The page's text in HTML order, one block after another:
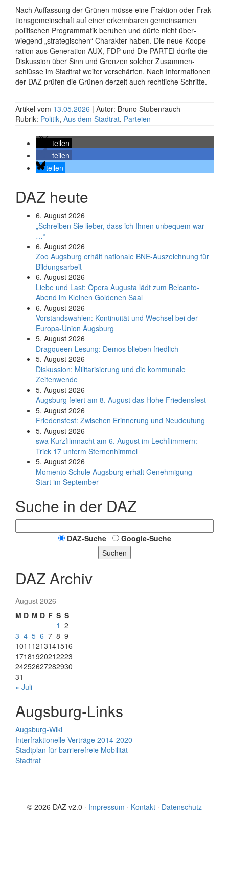
Nach Auffassung der Grünen müsse eine Fraktion oder Frak­
tions­gemein­schaft auf einer erkenn­baren gemein­samen
politi­schen Program­matik beruhen und dürfe nicht über­
wiegend „strate­gischen“ Charakter haben. Die neue Koope­
ration aus Generation AUX, FDP und Die PARTEI dürfte die
Dis­kussion über Sinn und Grenzen solcher Zusammen­
schlüsse im Stadtrat weiter ver­schärfen. Nach Infor­ma­tionen
der DAZ prüfen die Grünen derzeit auch rechtliche Schritte.
Artikel vom 13.05.2026 | Autor: Bruno Stubenrauch
Rubrik: Politik, Aus dem Stadtrat, Parteien
teilen
teilen
teilen
DAZ heute
6. August 2026
„Schreiben Sie lieber, dass ich Ihnen unbequem war
…“
6. August 2026
Zoo Augsburg erhält nationale BNE-Auszeichnung für
Bildungsarbeit
6. August 2026
Liebe und Last: Opera Augusta lädt zum Belcanto-
Abend im Kleinen Goldenen Saal
6. August 2026
Vorstandswahlen: Kontinuität und Wechsel bei der
Europa-Union Augsburg
5. August 2026
Dragqueen-Lesung: Demos blieben friedlich
5. August 2026
Diskussion: Mi­li­ta­ri­sie­rung und die kommunale
Zeitenwende
5. August 2026
Augsburg feiert am 8. August das Hohe Friedensfest
5. August 2026
Friedensfest: Zwischen Erinnerung und Neudeutung
5. August 2026
swa Kurz­film­nacht am 6. August im Lech­flim­mern:
Trick 17 unterm Sternen­himmel
5. August 2026
Momento Schule Augsburg erhält Genehmigung –
Start im September
Suche in der DAZ
DAZ-Suche
Google-Suche
Suchen
DAZ Archiv
August 2026
M D M D F S S
1 2
3 4 5 6 7 8 9
1011 1213141516
17181920212223
24252627282930
31
« Juli
Augsburg-Links
Augsburg-Wiki
Interfraktionelle Verträge 2014-2020
Stadtplan für barrierefreie Mobilität
Stadtrat
© 2026 DAZ v2.0 · Impressum · Kontakt · Datenschutz